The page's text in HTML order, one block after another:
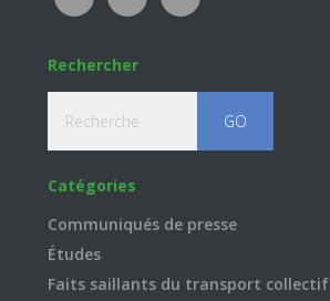
Rechercher
Catégories
Communiqués de presse
Études
Faits saillants du transport collectif